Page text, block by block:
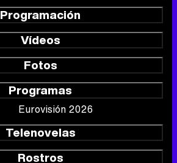
Programación
Vídeos
Fotos
Programas
Eurovisión 2026
Telenovelas
Rostros